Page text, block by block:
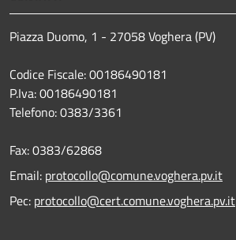
Piazza Duomo, 1 - 27058 Voghera (PV)
Codice Fiscale: 00186490181
P.Iva: 00186490181
Telefono:0383/3361
Fax:0383/62868
Email: protocollo@comune.voghera.pv.it
Pec: protocollo@cert.comune.voghera.pv.it